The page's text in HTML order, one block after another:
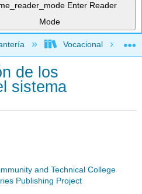
Enter Reader
Mode
jerarquía global
Vocacional
de los
sistema
and Technical College
Publishing Project